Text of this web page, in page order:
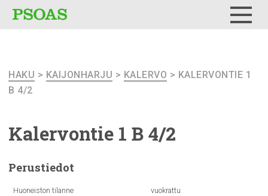
HAKU > KAIJONHARJU > KALERVO > KALERVONTIE 1
B 4/2
Kalervontie 1 B 4/2
Perustiedot
Huoneiston tilanne
vuokrattu